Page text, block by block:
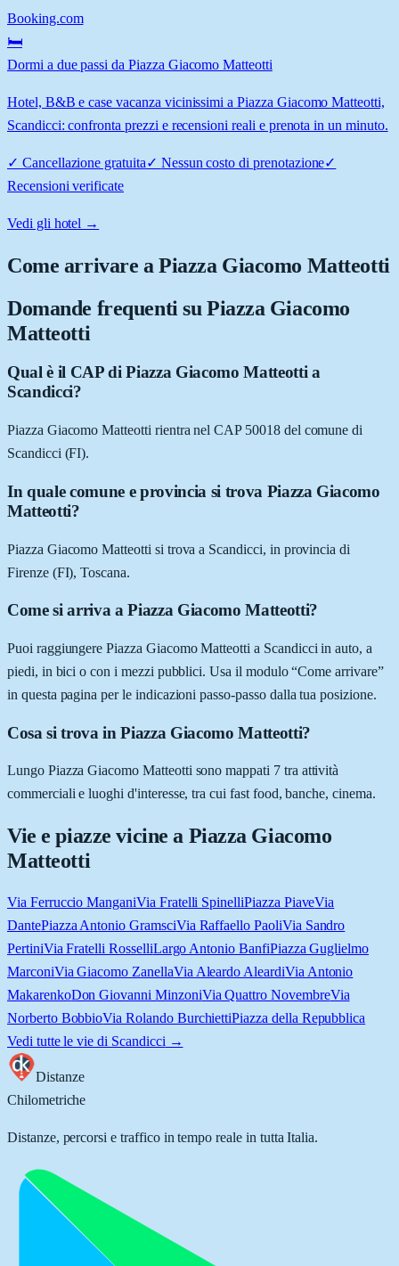
Booking.com
🛏️
Dormi a due passi da Piazza Giacomo Matteotti
Hotel, B&B e case vacanza vicinissimi a Piazza Giacomo Matteotti,
Scandicci: confronta prezzi e recensioni reali e prenota in un minuto.
✓ Cancellazione gratuita✓ Nessun costo di prenotazione✓
Recensioni verificate
Vedi gli hotel →
Come arrivare aPiazza Giacomo Matteotti
Domande frequenti su Piazza Giacomo
Matteotti
Qual è il CAP di Piazza Giacomo Matteotti a
Scandicci?
Piazza Giacomo Matteotti rientra nel CAP 50018 del comune di
Scandicci (FI).
In quale comune e provincia si trova Piazza Giacomo
Matteotti?
Piazza Giacomo Matteotti si trova a Scandicci, in provincia di
Firenze (FI), Toscana.
Come si arriva a Piazza Giacomo Matteotti?
Puoi raggiungere Piazza Giacomo Matteotti a Scandicci in auto, a
piedi, in bici o con i mezzi pubblici. Usa il modulo “Come arrivare”
in questa pagina per le indicazioni passo-passo dalla tua posizione.
Cosa si trova in Piazza Giacomo Matteotti?
Lungo Piazza Giacomo Matteotti sono mappati 7 tra attività
commerciali e luoghi d'interesse, tra cui fast food, banche, cinema.
Vie e piazze vicine a Piazza Giacomo
Matteotti
Via Ferruccio ManganiVia Fratelli SpinelliPiazza PiaveVia
DantePiazza Antonio GramsciVia Raffaello PaoliVia Sandro
PertiniVia Fratelli RosselliLargo Antonio BanfiPiazza Guglielmo
MarconiVia Giacomo ZanellaVia Aleardo AleardiVia Antonio
MakarenkoDon Giovanni MinzoniVia Quattro NovembreVia
Norberto BobbioVia Rolando BurchiettiPiazza della Repubblica
Vedi tutte le vie di Scandicci →
Distanze
Chilometriche
Distanze, percorsi e traffico in tempo reale in tutta Italia.